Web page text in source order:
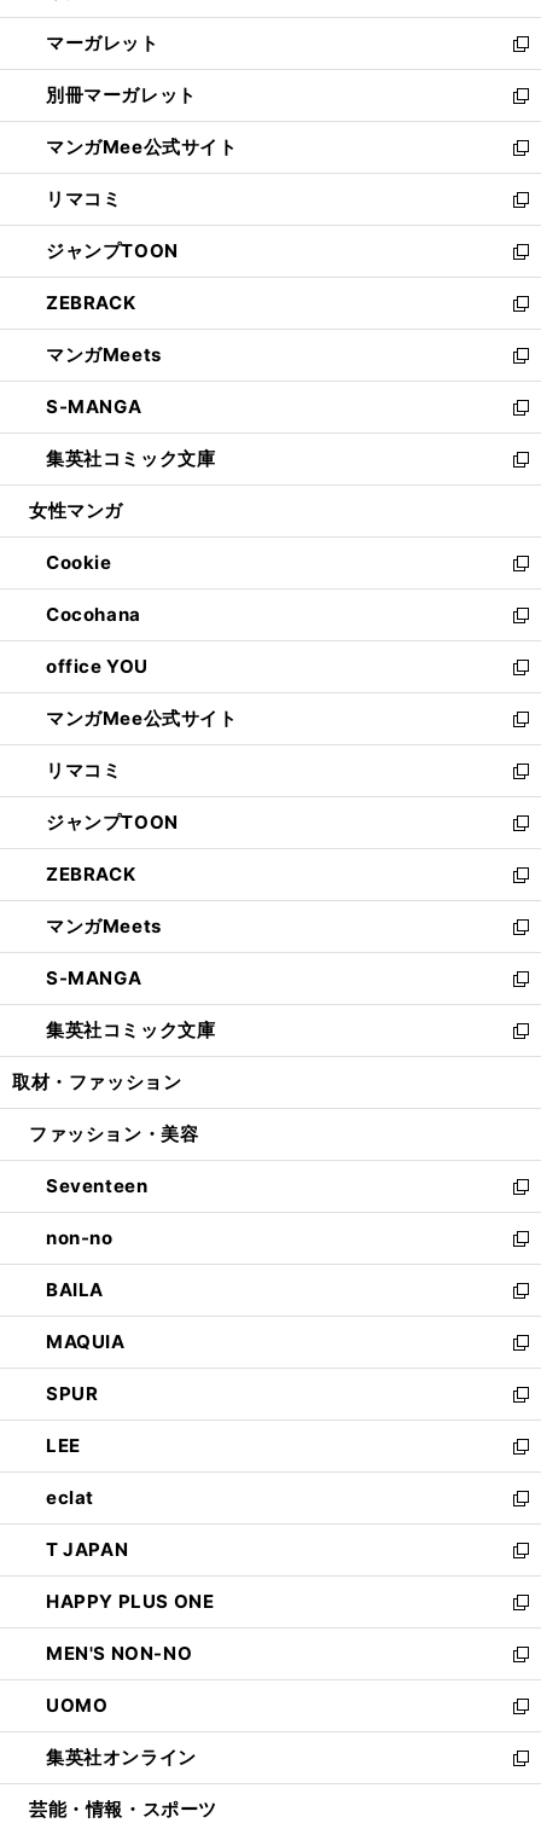
開
く
ウ
で
開
く
ン
ド
ウ
で
開
く
し
い
ウ
ィ
ン
ド
ウ
で
開
く
マーガレット
新
し
い
ウ
ィ
ン
ド
ウ
で
開
く
別冊マーガレット
新
し
い
ウ
ィ
ン
ド
ウ
で
開
く
マンガMee公式サイト
新
し
い
ウ
ィ
ン
ド
ウ
で
開
く
リマコミ
新
し
い
ウ
ィ
ン
ド
ウ
で
開
く
ジャンプTOON
新
し
い
ウ
ィ
ン
ド
ウ
で
開
ZEBRACK
新
し
い
ウ
ィ
ン
ド
ウ
開
く
マンガMeets
新
し
い
ウ
ィ
ン
ウ
で
開
く
S-MANGA
新
し
い
ウ
ン
ド
ウ
で
開
く
集英社コミック文庫
新
し
ウ
ィ
ン
ド
ウ
で
開
く
女性マンガ
Cookie
新
し
い
ウ
ィ
ン
ド
ウ
で
開
く
Cocohana
新
し
い
ウ
ィ
ン
ド
ウ
で
開
く
office YOU
新
し
い
ウ
ィ
ン
ド
ウ
で
開
く
マンガMee公式サイト
新
し
い
ウ
ィ
ン
ド
ウ
で
開
く
リマコミ
新
し
い
ウ
ィ
ン
ド
ウ
で
開
く
ジャンプTOON
新
し
い
ウ
ィ
ン
ド
ウ
で
開
ZEBRACK
新
し
い
ウ
ィ
ン
ド
ウ
開
マンガMeets
新
し
い
ウ
ィ
ン
ウ
開
く
S-MANGA
新
し
い
ウ
ン
ウ
で
開
く
集英社コミック文庫
新
し
ウ
ン
ド
ウ
で
開
く
取材・ファッション
ファッション・美容
Seventeen
新
し
い
ウ
ィ
ン
ド
ウ
で
開
く
non-no
新
し
い
ウ
ィ
ン
ド
ウ
で
開
く
BAILA
新
し
い
ウ
ィ
ン
ド
ウ
で
開
く
MAQUIA
新
し
い
ウ
ィ
ン
ド
ウ
で
開
く
SPUR
新
し
い
ウ
ィ
ン
ド
ウ
で
開
く
LEE
新
し
い
ウ
ィ
ン
ド
ウ
で
開
く
eclat
新
し
い
ウ
ィ
ン
ド
ウ
で
開
く
T JAPAN
新
し
い
ウ
ィ
ン
ド
ウ
で
開
HAPPY PLUS ONE
新
し
い
ウ
ィ
ン
ド
ウ
MEN'S NON-NO
新
し
い
ウ
ィ
ン
UOMO
新
し
い
ウ
集英社オンライン
新
し
芸能・情報・スポーツ